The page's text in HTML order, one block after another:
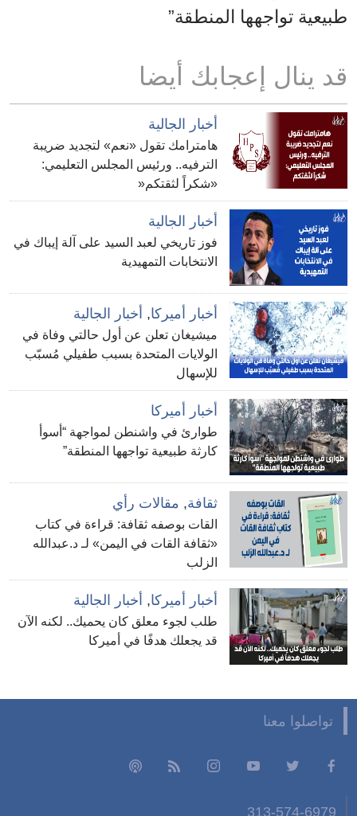
طبيعية تواجهها المنطقة”
قد ينال إعجابك أيضا
أخبار الجالية
هامترامك تقول «نعم» لتجديد ضريبة
الترفيه.. ورئيس المجلس التعليمي:
«شكراً لثقتكم«
أخبار الجالية
فوز تاريخي لعبد السيد على آلة إيباك في
الانتخابات التمهيدية
أخبار أميركا, أخبار الجالية
ميشيغان تعلن عن أول حالتي وفاة في
الولايات المتحدة بسبب طفيلي مُسبّب
للإسهال
أخبار أميركا
طوارئ في واشنطن لمواجهة “أسوأ
كارثة طبيعية تواجهها المنطقة”
ثقافة, مقالات رأي
القات بوصفه ثقافة: قراءة في كتاب
«ثقافة القات في اليمن» لـ د.عبدالله
الزلب
أخبار أميركا, أخبار الجالية
طلب لجوء معلق كان يحميك.. لكنه الآن
قد يجعلك هدفًا في أميركا
تواصلوا معنا
313-574-6979